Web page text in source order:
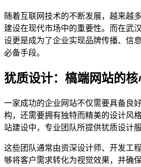
随着互联网技术的不断发展，越来越
建设在现代市场中的重要性。而在武
设更是成为了企业实现品牌传播、信
必备手段。
犹质设计：槁端网站的核
一家成功的企业网站不仅需要具备良
构，还需要拥有独特而精美的设计风
站建设中，专业团队所提供犹质设计
这些团队通常由资深设计师、开发工
够将客户需求转化为视觉效果，并确